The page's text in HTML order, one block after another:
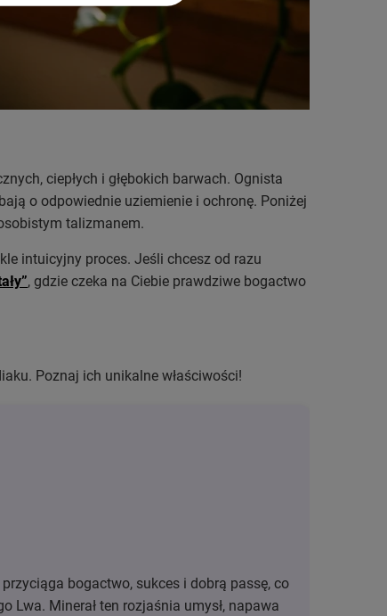
ciepłych i głębokich barwach. Ognista
o odpowiednie uziemienie i ochronę. Poniżej
talizmanem.
intuicyjny proces. Jeśli chcesz od razu
, gdzie czeka na Ciebie prawdziwe bogactwo
Poznaj ich unikalne właściwości!
przyciąga bogactwo, sukces i dobrą passę, co
Lwa. Minerał ten rozjaśnia umysł, napawa